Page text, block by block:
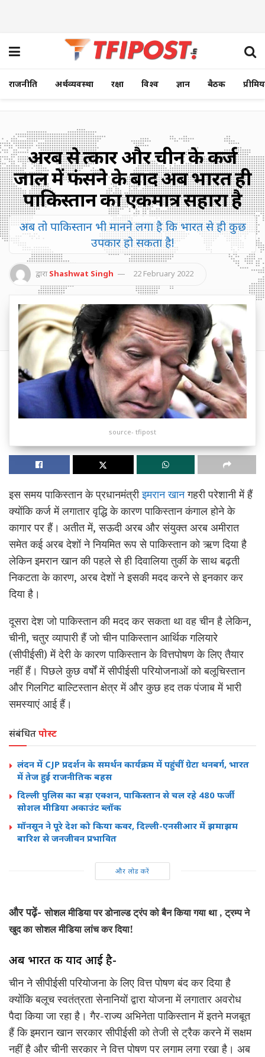
राजनीति अर्थव्यवस्था रक्षा विश्व ज्ञान बैठक
अरब से दुत्कार और चीन के कर्ज
जाल में फंसने के बाद अब भारत ही
पाकिस्तान का एकमात्र सहारा है
अब तो पाकिस्तान भी मानने लगा है कि भारत से ही कुछ
उपकार हो सकता है!
द्वारा Shashwat Singh 22 February 2022
source- tfipost
इस समय पाकिस्तान के प्रधानमंत्रीइमरान खानगहरी परेशानी में हैं
क्योंकि कर्ज में लगातार वृद्धि के कारण पाकिस्तान कंगाल होने के
कागार पर हैं। अतीत में, सऊदी अरब और संयुक्त अरब अमीरात
समेत कई अरब देशों ने नियमित रूप से पाकिस्तान को ऋण दिया है
लेकिन इमरान खान की पहले से ही दिवालिया तुर्की के साथ बढ़ती
निकटता के कारण, अरब देशों ने इसकी मदद करने से इनकार कर
दिया है।
दूसरा देश जो पाकिस्तान की मदद कर सकता था वह चीन है लेकिन,
चीनी, चतुर व्यापारी हैं जो चीन पाकिस्तान आर्थिक गलियारे
(सीपीईसी) में देरी के कारण पाकिस्तान के वित्तपोषण के लिए तैयार
नहीं हैं। पिछले कुछ वर्षों में सीपीईसी परियोजनाओं को बलूचिस्तान
और गिलगिट बाल्टिस्तान क्षेत्र में और कुछ हद तक पंजाब में भारी
समस्याएं आई हैं।
संबंधितपोस्ट
लंदन में CJP प्रदर्शन के समर्थन कार्यक्रम में पहुंचीं ग्रेटा थनबर्ग, भारत
में तेज हुई राजनीतिक बहस
दिल्ली पुलिस का बड़ा एक्शन, पाकिस्तान से चल रहे 480 फर्जी
सोशल मीडिया अकाउंट ब्लॉक
मॉनसून ने पूरे देश को किया कवर, दिल्ली-एनसीआर में झमाझम
बारिश से जनजीवन प्रभावित
और लोड करें
और पढ़ें-सोशल मीडिया पर डोनाल्ड ट्रंप को बैन किया गया था , ट्रम्प ने
खुद का सोशल मीडिया लांच कर दिया!
अब भारत की याद आई है-
चीन ने सीपीईसी परियोजना के लिए वित्त पोषण बंद कर दिया है
क्योंकि बलूच स्वतंत्रता सेनानियों द्वारा योजना में लगातार अवरोध
पैदा किया जा रहा है। गैर-राज्य अभिनेता पाकिस्तान में इतने मजबूत
हैं कि इमरान खान सरकार सीपीईसी को तेजी से ट्रैक करने में सक्षम
नहीं है और चीनी सरकार ने वित्त पोषण पर लगाम लगा रखा है। अब